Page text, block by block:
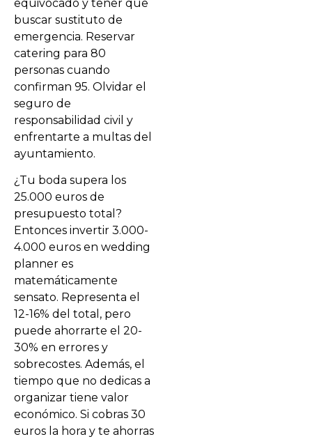
equivocado y tener que
buscar sustituto de
emergencia. Reservar
catering para 80
personas cuando
confirman 95. Olvidar el
seguro de
responsabilidad civil y
enfrentarte a multas del
ayuntamiento.
¿Tu boda supera los
25.000 euros de
presupuesto total?
Entonces invertir 3.000-
4.000 euros en wedding
planner es
matemáticamente
sensato. Representa el
12-16% del total, pero
puede ahorrarte el 20-
30% en errores y
sobrecostes. Además, el
tiempo que no dedicas a
organizar tiene valor
económico. Si cobras 30
euros la hora y te ahorras